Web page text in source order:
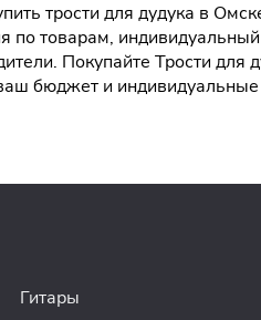
трости для дудука в
товарам,
Покупайте Трости
бюджет и
Гитары